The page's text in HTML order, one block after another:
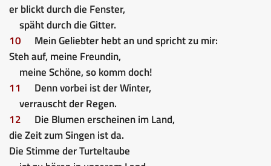
er blickt durch die Fenster,
späht durch die Gitter.
10
Mein Geliebter hebt an und spricht zu mir:
Steh auf, meine Freundin,
meine Schöne, so komm doch!
11
Denn vorbei ist der Winter,
verrauscht der Regen.
12
Die Blumen erscheinen im Land,
die Zeit zum Singen ist da.
Die Stimme der Turteltaube